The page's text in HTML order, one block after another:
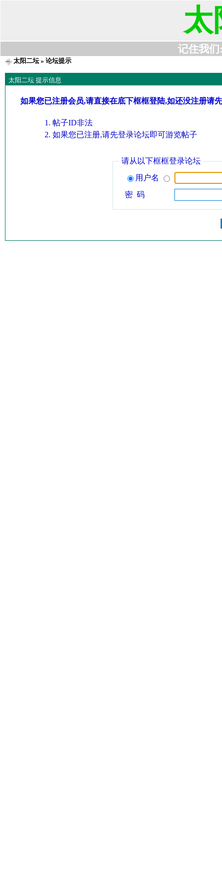
太
记住我们
太阳二坛» 论坛提示
太阳二坛 提示信息
如果您已注册会员,请直接在底下框框登陆,如还没注册请
帖子ID非法
如果您已注册,请先登录论坛即可游览帖子
请从以下框框登录论坛
用户名
密 码